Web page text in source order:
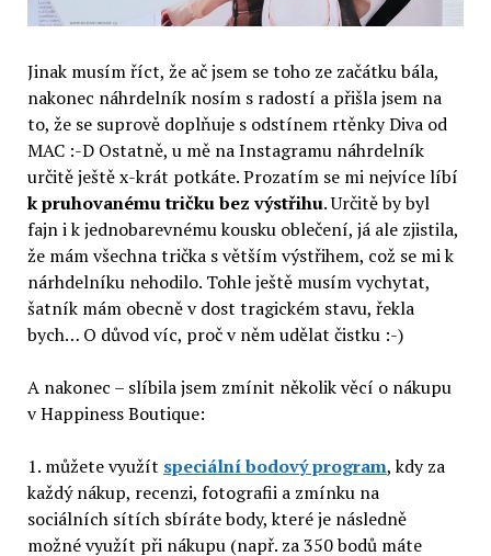
Jinak musím říct, že ač jsem se toho ze začátku bála,
nakonec náhrdelník nosím s radostí a přišla jsem na
to, že se suprově doplňuje s odstínem rtěnky Diva od
MAC :-D Ostatně, u mě na Instagramu náhrdelník
určitě ještě x-krát potkáte. Prozatím se mi nejvíce líbí
k pruhovanému tričku bez výstřihu. Určitě by byl
fajn i k jednobarevnému kousku oblečení, já ale zjistila,
že mám všechna trička s větším výstřihem, což se mi k
nárhdelníku nehodilo. Tohle ještě musím vychytat,
šatník mám obecně v dost tragickém stavu, řekla
bych… O důvod víc, proč v něm udělat čistku :-)
A nakonec – slíbila jsem zmínit několik věcí o nákupu
v Happiness Boutique:
1. můžete využít speciální bodový program, kdy za
každý nákup, recenzi, fotografii a zmínku na
sociálních sítích sbíráte body, které je následně
možné využít při nákupu (např. za 350 bodů máte